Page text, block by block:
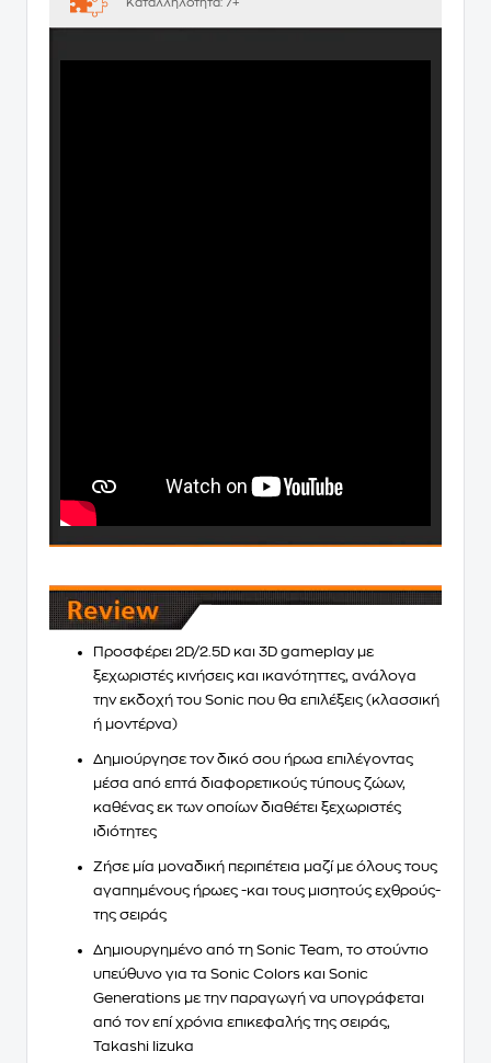
Καταλληλότητα: 7+
Προσφέρει 2D/2.5D και 3D gameplay με
ξεχωριστές κινήσεις και ικανότηττες, ανάλογα
την εκδοχή του Sonic που θα επιλέξεις (κλασσική
ή μοντέρνα)
Δημιούργησε τον δικό σου ήρωα επιλέγοντας
μέσα από επτά διαφορετικούς τύπους ζώων,
καθένας εκ των οποίων διαθέτει ξεχωριστές
ιδιότητες
Ζήσε μία μοναδική περιπέτεια μαζί με όλους τους
αγαπημένους ήρωες -και τους μισητούς εχθρούς-
της σειράς
Δημιουργημένο από τη Sonic Team, το στούντιο
υπεύθυνο για τα Sonic Colors και Sonic
Generations με την παραγωγή να υπογράφεται
από τον επί χρόνια επικεφαλής της σειράς,
Takashi Iizuka